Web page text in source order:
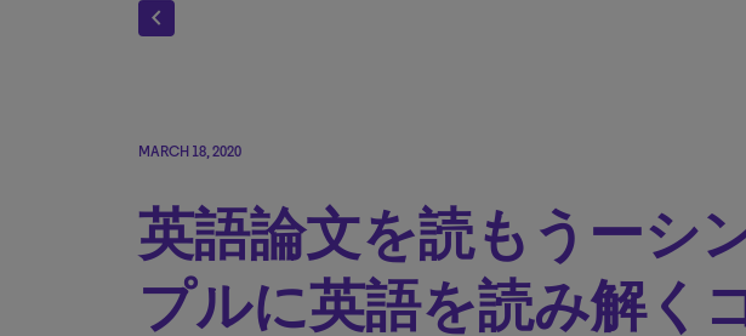
chevron_left
MARCH 18, 2020
英語論文を読もうーシ
プルに英語を読み解く